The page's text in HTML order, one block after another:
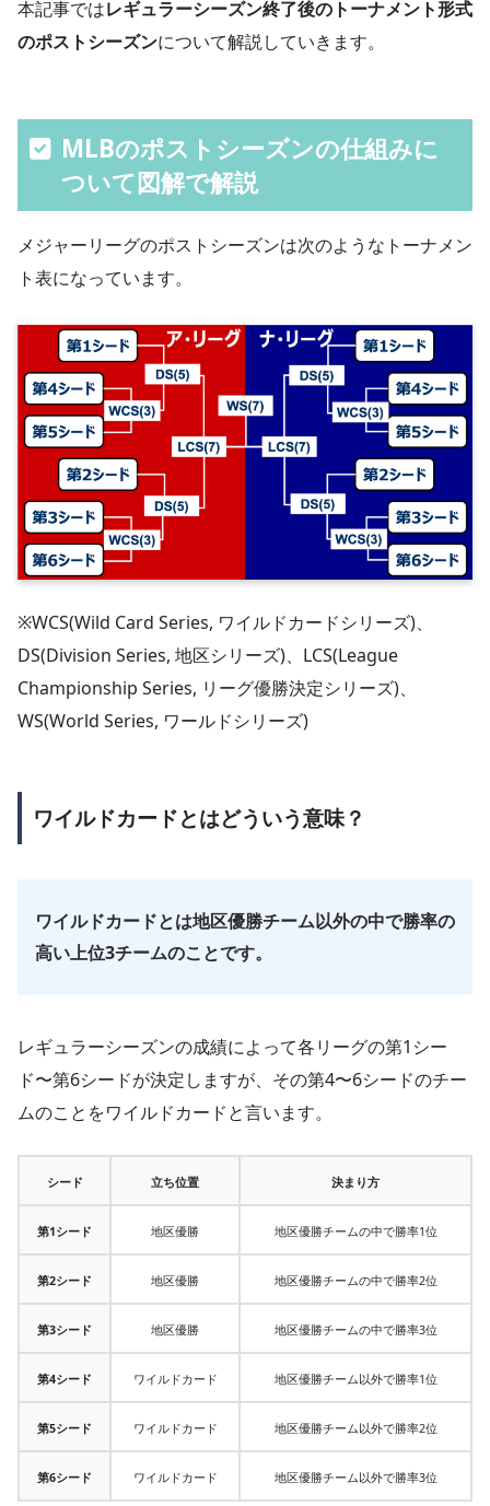
本記事ではレギュラーシーズン終了後のトーナメント形式
のポストシーズンについて解説していきます。
MLBのポストシーズンの仕組みに
ついて図解で解説
メジャーリーグのポストシーズンは次のようなトーナメン
ト表になっています。
※WCS(Wild Card Series, ワイルドカードシリーズ)、
DS(Division Series, 地区シリーズ)、LCS(League
Championship Series, リーグ優勝決定シリーズ)、
WS(World Series, ワールドシリーズ)
ワイルドカードとはどういう意味？
ワイルドカードとは地区優勝チーム以外の中で勝率の
高い上位3チームのことです。
レギュラーシーズンの成績によって各リーグの第1シー
ド〜第6シードが決定しますが、その第4〜6シードのチー
ムのことをワイルドカードと言います。
シード 立ち位置 決まり方
第1シード 地区優勝 地区優勝チームの中で勝率1位
第2シード 地区優勝 地区優勝チームの中で勝率2位
第3シード 地区優勝 地区優勝チームの中で勝率3位
第4シード ワイルドカード 地区優勝チーム以外で勝率1位
第5シード ワイルドカード 地区優勝チーム以外で勝率2位
第6シード ワイルドカード 地区優勝チーム以外で勝率3位